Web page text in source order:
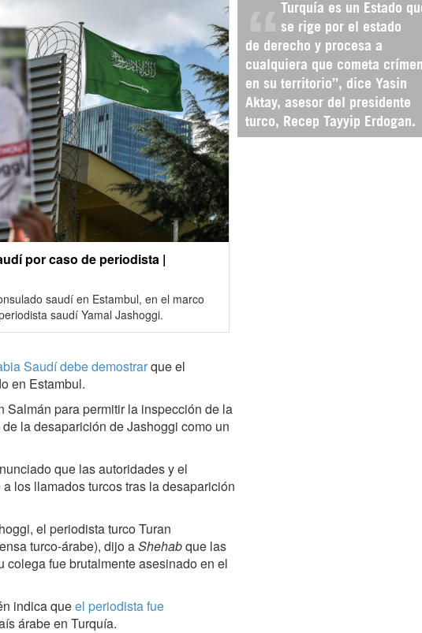
Turquía es un Estado
se rige por el estado
de derecho y procesa a
cualquiera que cometa
en su territorio”, dice Yasin
Aktay, asesor del presidente
turco, Recep Tayyip Erdogan.
por caso de periodista |
saudí en Estambul, en el marco
saudí Yamal Jashoggi.
Saudí debe demostrarque el
en Estambul.
para permitir la inspección de la
la desaparición de Jashoggi como un
que las autoridades y el
los llamados turcos tras la desaparición
el periodista turco Turan
turco-árabe), dijo aShehabque las
fue brutalmente asesinado en el
indica queel periodista fue
árabe en Turquía.